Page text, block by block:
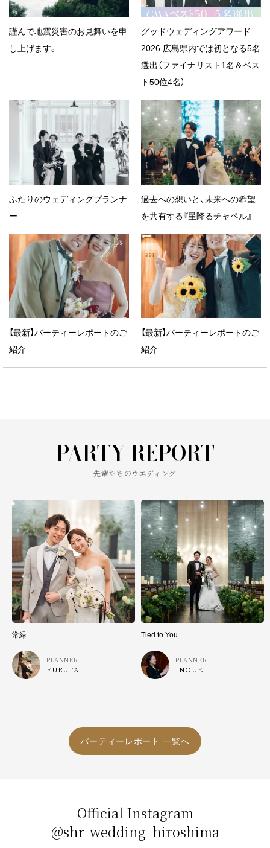
謹んで地震災害のお見舞いを申
し上げます。
グッドウェディングアワード
2026 広島県内では初となる5名
選出（ファイナリスト1名＆ベス
ト50位4名）
ふたりのウェディングプランナ
ー
過去への想いと、未来への希望
を共有する『星降るチャペル』
【最新】パーティーレポートのご
紹介
【最新】パーティーレポートのご
紹介
PARTY REPORT
先輩たちのウエディング
常緑
PLANNER
FURUTA
Tied to You
PLANNER
INOUE
パーティーレポート 一覧へ
Official Instagram
@shr_wedding_hiroshima